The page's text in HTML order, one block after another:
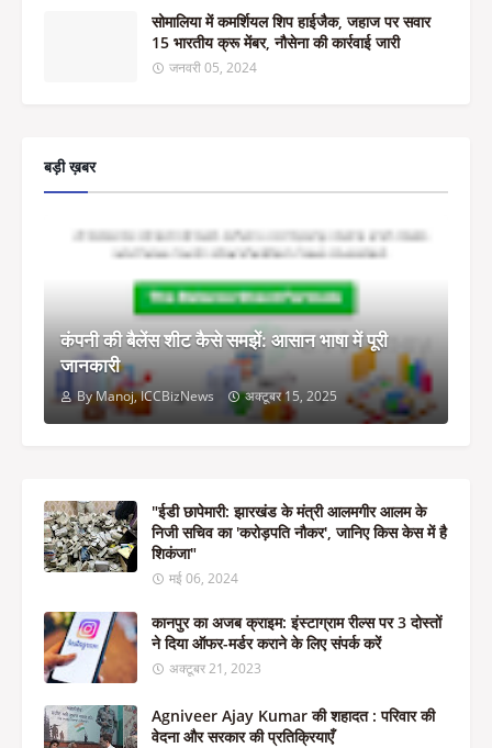
सोमालिया में कमर्शियल शिप हाईजैक, जहाज पर सवार
15 भारतीय क्रू मेंबर, नौसेना की कार्रवाई जारी
जनवरी 05, 2024
बड़ी ख़बर
कंपनी की बैलेंस शीट कैसे समझें: आसान भाषा में पूरी
जानकारी
By Manoj, ICCBizNews अक्टूबर 15, 2025
"ईडी छापेमारी: झारखंड के मंत्री आलमगीर आलम के
निजी सचिव का 'करोड़पति नौकर', जानिए किस केस में है
शिकंजा"
मई 06, 2024
कानपुर का अजब क्राइम: इंस्टाग्राम रील्स पर 3 दोस्तों
ने दिया ऑफर-मर्डर कराने के लिए संपर्क करें
अक्टूबर 21, 2023
Agniveer Ajay Kumar की शहादत : परिवार की
वेदना और सरकार की प्रतिक्रियाएँ